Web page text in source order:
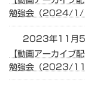
勉強会（2024/1/
2023年11月5
【動画アーカイブ
勉強会（2023/